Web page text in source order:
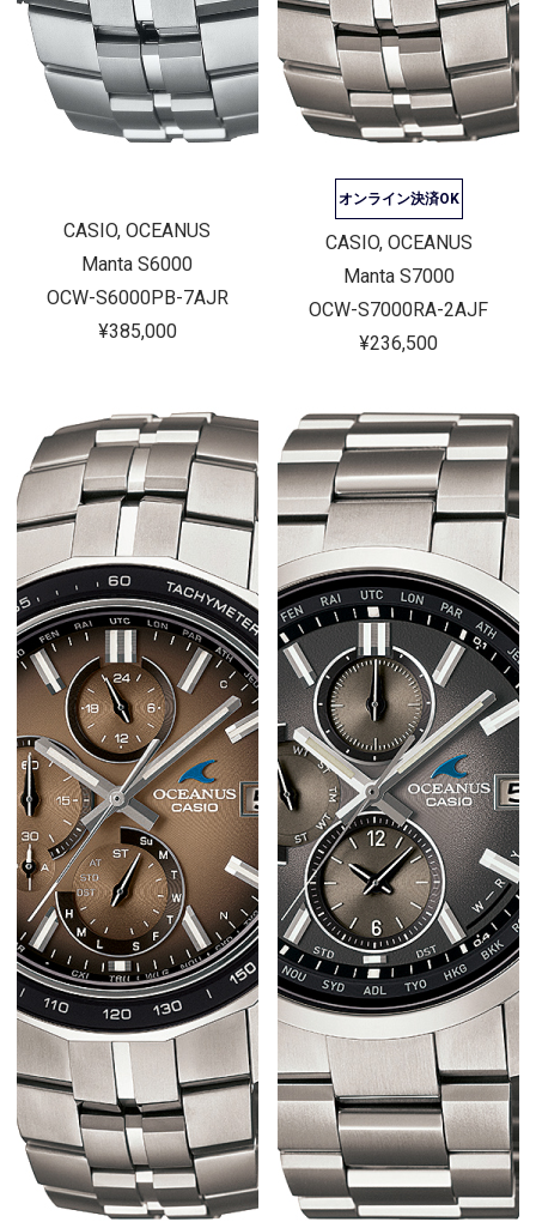
CASIO, OCEANUS
Manta S6000
OCW-S6000PB-7AJR
¥385,000
オンライン決済OK
CASIO, OCEANUS
Manta S7000
OCW-S7000RA-2AJF
¥236,500